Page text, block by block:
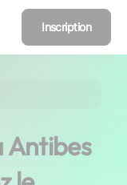
Inscription
Antibes